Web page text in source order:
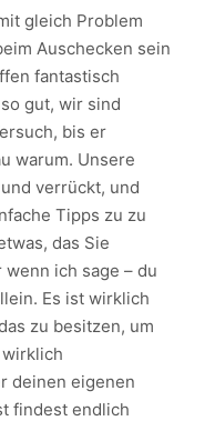
gleich Problem
Auschecken sein
fantastisch
gut, wir sind
bis er
warum. Unsere
verrückt, und
Tipps zu zu
das Sie
ich sage – du
Es ist wirklich
zu besitzen, um
deinen eigenen
findest endlich